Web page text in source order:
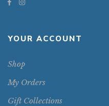
YOUR ACCOUNT
Shop
My Orders
Gift Collections